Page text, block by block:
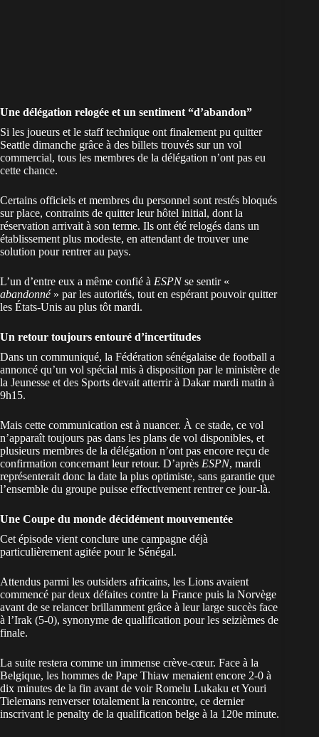
Une délégation relogée et un sentiment “d’abandon”
Si les joueurs et le staff technique ont finalement pu quitter
Seattle dimanche grâce à des billets trouvés sur un vol
commercial, tous les membres de la délégation n’ont pas eu
cette chance.
Certains officiels et membres du personnel sont restés bloqués
sur place, contraints de quitter leur hôtel initial, dont la
réservation arrivait à son terme. Ils ont été relogés dans un
établissement plus modeste, en attendant de trouver une
solution pour rentrer au pays.
L’un d’entre eux a même confié à ESPNse sentir «
abandonné » par les autorités, tout en espérant pouvoir quitter
les États-Unis au plus tôt mardi.
Un retour toujours entouré d’incertitudes
Dans un communiqué, la Fédération sénégalaise de football a
annoncé qu’un vol spécial mis à disposition par le ministère de
la Jeunesse et des Sports devait atterrir à Dakar mardi matin à
9h15.
Mais cette communication est à nuancer. À ce stade, ce vol
n’apparaît toujours pas dans les plans de vol disponibles, et
plusieurs membres de la délégation n’ont pas encore reçu de
confirmation concernant leur retour. D’après ESPN, mardi
représenterait donc la date la plus optimiste, sans garantie que
l’ensemble du groupe puisse effectivement rentrer ce jour-là.
Une Coupe du monde décidément mouvementée
Cet épisode vient conclure une campagne déjà
particulièrement agitée pour le Sénégal.
Attendus parmi les outsiders africains, les Lions avaient
commencé par deux défaites contre la France puis la Norvège
avant de se relancer brillamment grâce à leurlarge succès face
à l’Irak (5-0), synonyme de qualification pour les seizièmes de
finale.
La suite restera comme un immense crève-cœur. Face à la
Belgique, les hommes de Pape Thiaw menaient encore 2-0 à
dix minutes de la fin avant de voir Romelu Lukaku et Youri
Tielemans renverser totalement la rencontre, ce dernier
inscrivant le penalty de la qualification belge à la 120e minute.